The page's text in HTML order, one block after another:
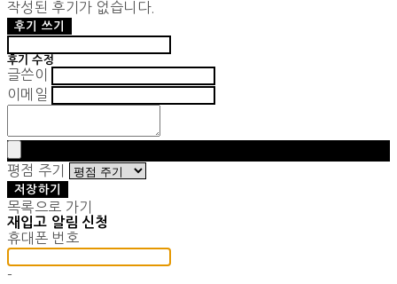
작성된 후기가 없습니다.
후기 쓰기
후기 수정
글쓴이
이메일
평점 주기
저장하기
목록으로 가기
재입고 알림 신청
휴대폰 번호
-